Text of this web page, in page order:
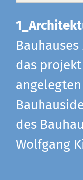
das
des
Wolfgang